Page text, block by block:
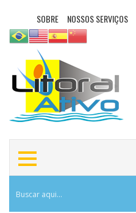
SOBRE NOSSOS SERVIÇOS